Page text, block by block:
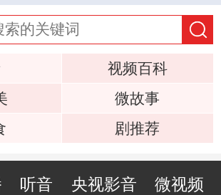
视频百科
微故事
剧推荐
听音 央视影音 微视频